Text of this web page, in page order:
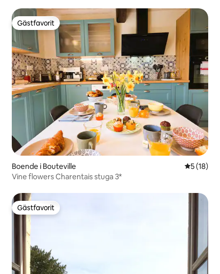
Gästfavorit
Gästfavorit
Boende i Bouteville 5 av 5 i
5 (18)
Vine flowers Charentais stuga 3*
Gästfavorit
Gästfavorit